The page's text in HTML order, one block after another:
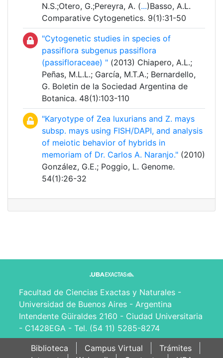
N.S.;Otero, G.;Pereyra, A. (...)Basso, A.L.
Comparative Cytogenetics. 9(1):31-50
"Cytogenetic studies in species of
passiflora subgenus passiflora
(passifloraceae) " (2013) Chiapero, A.L.;
Peñas, M.L.L.; García, M.T.A.; Bernardello,
G. Boletin de la Sociedad Argentina de
Botanica. 48(1):103-110
"Karyotype of Zea luxurians and Z. mays
subsp. mays using FISH/DAPI, and analysis
of meiotic behavior of hybrids in
memoriam of Dr. Carlos A. Naranjo." (2010)
González, G.E.; Poggio, L. Genome.
54(1):26-32
Facultad de Ciencias Exactas y Naturales -
Universidad de Buenos Aires - Argentina
Intendente Güiraldes 2160 - Ciudad Universitaria
- C1428EGA - Tel. (54 11) 5285-8274
Biblioteca
Campus Virtual
Trámites